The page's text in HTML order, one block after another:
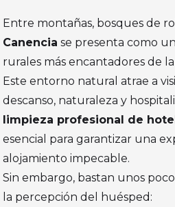
Entre montañas, bosques de
Canencia se presenta como
rurales más encantadores de
Este entorno natural atrae a
descanso, naturaleza y
limpieza profesional de
esencial para garantizar una
alojamiento impecable.
Sin embargo, bastan unos
la percepción del huésped: